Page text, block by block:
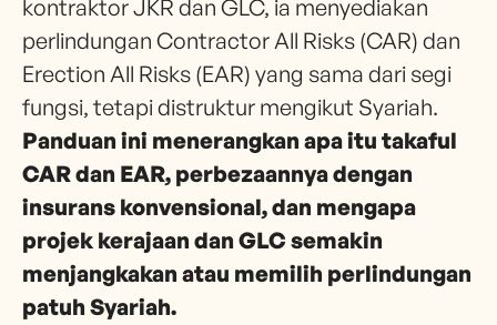
kontraktor JKR dan GLC, ia menyediakan
perlindungan Contractor All Risks (CAR) dan
Erection All Risks (EAR) yang sama dari segi
fungsi, tetapi distruktur mengikut Syariah.
Panduan ini menerangkan apa itu takaful
CAR dan EAR, perbezaannya dengan
insurans konvensional, dan mengapa
projek kerajaan dan GLC semakin
menjangkakan atau memilih perlindungan
patuh Syariah.